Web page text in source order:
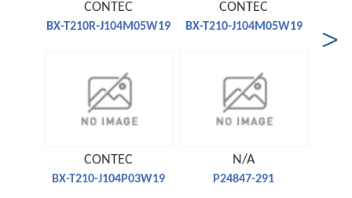
CONTEC
BX-T210R-J104M05W19
CONTEC
BX-T210-J104P03W19
CONTEC
BX-T210-J104M05W19
N/A
P24847-291